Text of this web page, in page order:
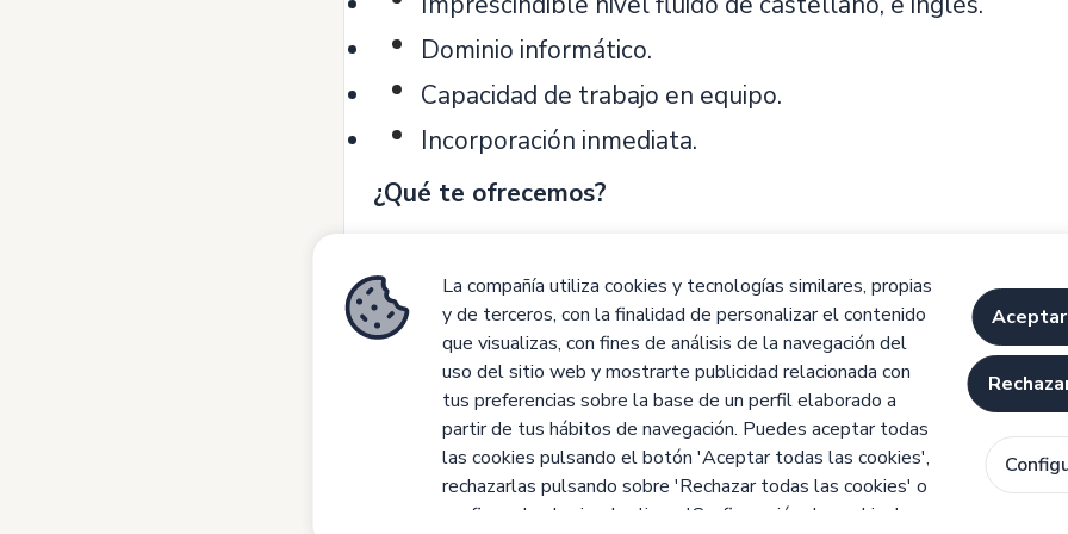
Dominio informático.
Capacidad de trabajo en equipo.
Incorporación inmediata.
¿Qué te ofrecemos?
Formación continua en productos y rutinas de belleza
Un entorno de trabajo dinámico, donde cada día es una
Si te identificas con nuestra visión de transformar el
ti! Envía tu candidatura y prepárate para unirte a nuestro MiiN
La compañía utiliza cookies y tecnologías similares, propias
y de terceros, con la finalidad de personalizar el contenido
que visualizas, con fines de análisis de la navegación del
uso del sitio web y mostrarte publicidad relacionada con
tus preferencias sobre la base de un perfil elaborado a
partir de tus hábitos de navegación. Puedes aceptar todas
las cookies pulsando el botón 'Aceptar todas las cookies',
rechazarlas pulsando sobre 'Rechazar todas las cookies' o
configurarlas haciendo clic en 'Configuración de cookies'.